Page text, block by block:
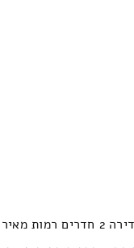
כמה באמת עולה לעבור דירה 2 חדרים